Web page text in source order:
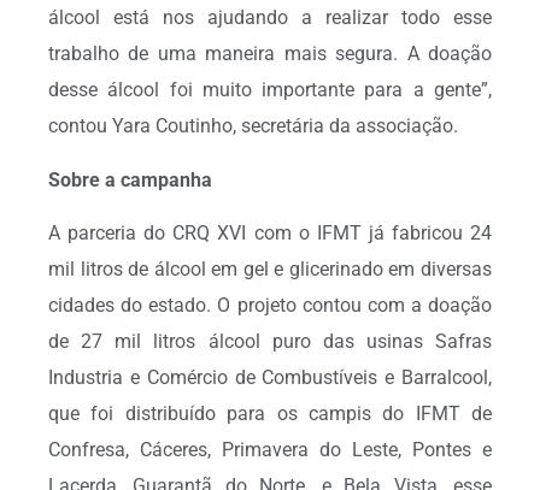
álcool está nos ajudando a realizar todo esse
trabalho de uma maneira mais segura. A doação
desse álcool foi muito importante para a gente”,
contou Yara Coutinho, secretária da associação.
Sobre a campanha
A parceria do CRQ XVI com o IFMT já fabricou 24
mil litros de álcool em gel e glicerinado em diversas
cidades do estado. O projeto contou com a doação
de 27 mil litros álcool puro das usinas Safras
Industria e Comércio de Combustíveis e Barralcool,
que foi distribuído para os campis do IFMT de
Confresa, Cáceres, Primavera do Leste, Pontes e